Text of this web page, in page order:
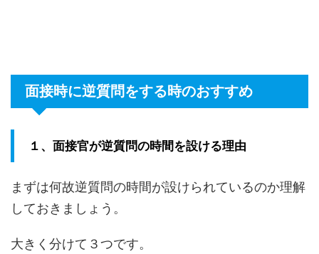
面接時に逆質問をする時のおすすめ
１、面接官が逆質問の時間を設ける理由
まずは何故逆質問の時間が設けられているのか理解
しておきましょう。
大きく分けて３つです。